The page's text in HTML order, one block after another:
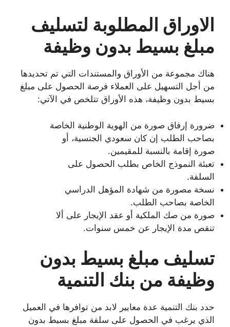
الاوراق المطلوبة لتسليف
مبلغ بسيط بدون وظيفة
هناك مجموعة من الأوراق والمستندات التي تم تحديدها
من أجل التسهيل على العملاء فرصة الحصول على مبلغ
بسيط بدون وظيفة، هذه الأوراق تتلخص في الآتي:
ضرورة إرفاق صورة من الهوية الوطنية الخاصة
بصاحب الطلب إن كان سعودي الجنسية، أو
صورة إقامة بالنسبة للمقيمين.
تعبئة النموذج الخاص بطلب الحصول على
السلفة.
نسخة مصورة من شهادة المؤهل الدراسي
الخاصة بصاحب الطلب.
صورة من صك الملكية أو عقد الإيجار على ألا
تنقص مدة الإيجار عن خمس سنوات.
تسليف مبلغ بسيط بدون
وظيفة من بنك التنمية
حدد بنك التنمية عدة معايير لابد من توافرها في العميل
الذي يرغب في الحصول على سلفة مبلغ بسيط بدون